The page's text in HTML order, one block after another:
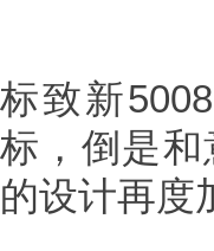
标致新
标，倒是
的设计再度